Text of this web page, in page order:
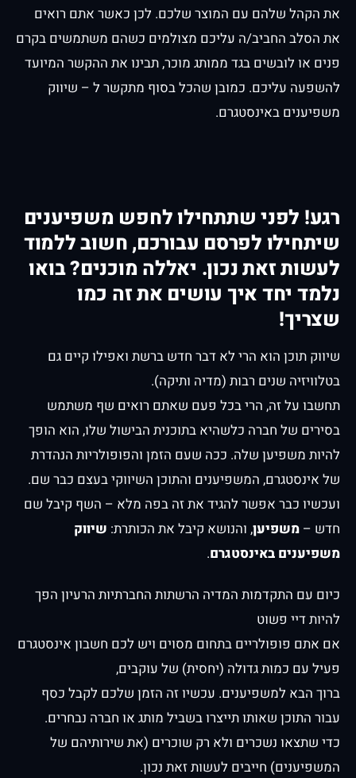
את הקהל שלהם עם המוצר שלכם. לכן כאשר אתם רואים
את הסלב החביב/ה עליכם מצולמים כשהם משתמשים בקרם
פנים או לובשים בגד ממותג מוכר, תבינו את ההקשר המיועד
להשפעה עליכם. כמובן שהכל בסוף מתקשר ל – שיווק
משפיענים באינסטגרם.
רגע! לפני שתתחילו לחפש משפיענים
שיתחילו לפרסם עבורכם, חשוב ללמוד
לעשות זאת נכון. יאללה מוכנים? בואו
נלמד יחד איך עושים את זה כמו
שצריך!
שיווק תוכן הוא הרי לא דבר חדש ברשת ואפילו קיים גם
בטלוויזיה שנים רבות (מדיה ותיקה).
תחשבו על זה, הרי בכל פעם שאתם רואים שף משתמש
בסירים של חברה כלשהיא בתוכנית הבישול שלו, הוא הופך
להיות משפיען שלה. ככה שעם הזמן והפופולריות הנהדרת
של אינסטגרם, המשפיענים והתוכן השיווקי בעצם כבר שם.
ועכשיו כבר אפשר להגיד את זה בפה מלא – השף קיבל שם
חדש – משפיען, והנושא קיבל את הכותרת: שיווק
משפיענים באינסטגרם.
כיום עם התקדמות המדיה הרשתות החברתיות הרעיון הפך
להיות דיי פשוט
אם אתם פופולריים בתחום מסוים ויש לכם חשבון אינסטגרם
פעיל עם כמות גדולה (יחסית) של עוקבים,
ברוך הבא למשפיענים. עכשיו זה הזמן שלכם לקבל כסף
עבור התוכן שאותו תייצרו בשביל מותג או חברה נבחרים.
כדי שתצאו נשכרים ולא רק שוכרים (את שירותיהם של
המשפיענים) חייבים לעשות זאת נכון.